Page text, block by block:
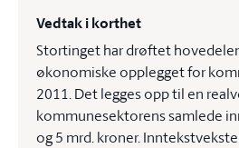
Vedtak i korthet
Stortinget har drøftet
økonomiske opplegget for
2011. Det legges opp til en
kommunesektorens samlede
og 5 mrd. kroner.